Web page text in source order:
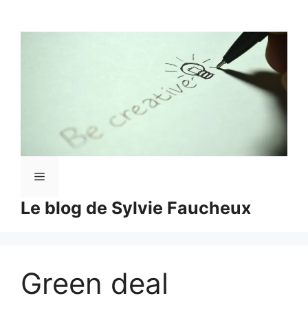
Le blog de Sylvie Faucheux
Menu
Green deal